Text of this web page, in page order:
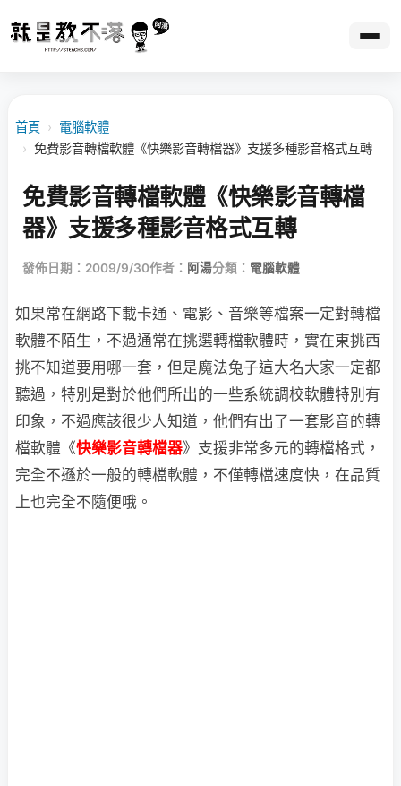
首頁 › 電腦軟體
› 免費影音轉檔軟體《快樂影音轉檔器》支援多種影音格式互轉
免費影音轉檔軟體《快樂影音轉檔
器》支援多種影音格式互轉
發佈日期：2009/9/30作者： 阿湯分類： 電腦軟體
如果常在網路下載卡通、電影、音樂等檔案一定對轉檔
軟體不陌生，不過通常在挑選轉檔軟體時，實在東挑西
挑不知道要用哪一套，但是魔法兔子這大名大家一定都
聽過，特別是對於他們所出的一些系統調校軟體特別有
印象，不過應該很少人知道，他們有出了一套影音的轉
檔軟體《快樂影音轉檔器》支援非常多元的轉檔格式，
完全不遜於一般的轉檔軟體，不僅轉檔速度快，在品質
上也完全不隨便哦。